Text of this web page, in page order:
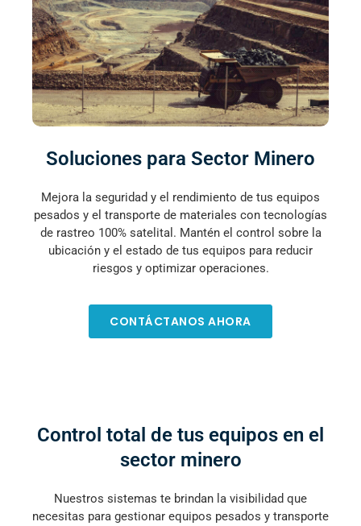
Soluciones para Sector Minero
Mejora la seguridad y el rendimiento de tus equipos
pesados y el transporte de materiales con tecnologías
de rastreo 100% satelital. Mantén el control sobre la
ubicación y el estado de tus equipos para reducir
riesgos y optimizar operaciones.
CONTÁCTANOS AHORA
Control total de tus equipos en el
sector minero
Nuestros sistemas te brindan la visibilidad que
necesitas para gestionar equipos pesados y transporte